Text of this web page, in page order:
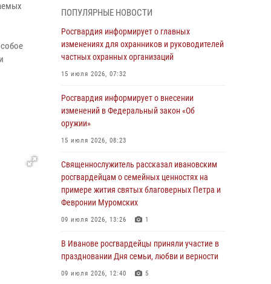
В Ивановской области при содействии
Росгвардии задержаны подозреваемые в
Росгвардейцы Иванова приняли участие в
богослужении в честь празднования Дня
День открытых дверей провели сотрудники
СОБР "Сумрак" Росгвардии для ивановской
молодежи
27 июля 2026, 14:10 2
Представители ивановского ОМОН "Спарта"
провели обучающее занятие с
вопитанниками детского лагеря
ПОПУЛЯРНЫЕ НОВОСТИ
Росгвардия информирует о главных
изменениях для охранников и руководителей
частных охранных организаций
15 июля 2026, 07:32
Росгвардия информирует о внесении
изменений в Федеральный закон «Об
оружии»
15 июля 2026, 08:23
Священнослужитель рассказал ивановским
росгвардейцам о семейных ценностях на
примере жития святых благоверных Петра и
Февронии Муромских
09 июля 2026, 13:26 1
В Иванове росгвардейцы приняли участие в
праздновании Дня семьи, любви и верности
09 июля 2026, 12:40 5